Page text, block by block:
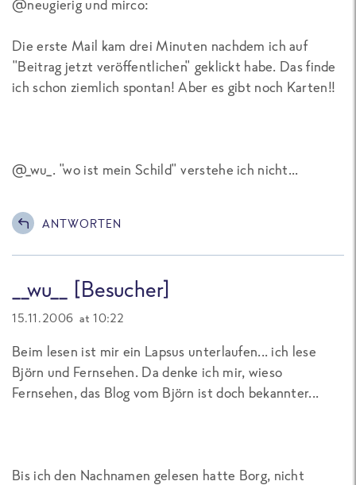
@neugierig und mirco:
Die erste Mail kam drei Minuten nachdem ich auf
"Beitrag jetzt veröffentlichen" geklickt habe. Das finde
ich schon ziemlich spontan! Aber es gibt noch Karten!!
@_wu_. "wo ist mein Schild" verstehe ich nicht...
ANTWORTEN
__wu__ [Besucher]
15.11.2006 at 10:22
Beim lesen ist mir ein Lapsus unterlaufen... ich lese
Björn und Fernsehen. Da denke ich mir, wieso
Fernsehen, das Blog vom Björn ist doch bekannter...
Bis ich den Nachnamen gelesen hatte Borg, nicht